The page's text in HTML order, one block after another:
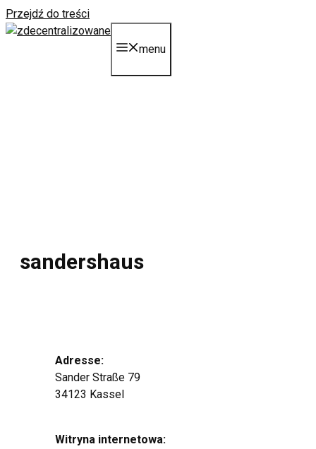
Przejdź do treści
menu
sandershaus
Adresse:
Sander Straße 79
34123 Kassel
Witryna internetowa: